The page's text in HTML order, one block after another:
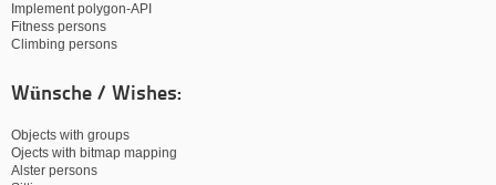
Implement polygon-API
Fitness persons
Climbing persons
Wünsche / Wishes:
Objects with groups
Ojects with bitmap mapping
Alster persons